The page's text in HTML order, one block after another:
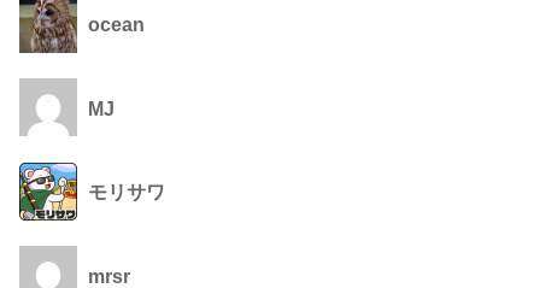
ocean
MJ
モリサワ
mrsr